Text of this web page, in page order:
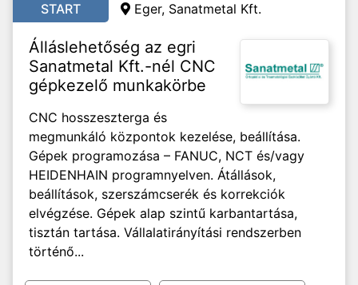
START Eger, Sanatmetal Kft.
Álláslehetőség az egri
Sanatmetal Kft.-nél CNC
gépkezelő munkakörbe
CNC hosszeszterga és
megmunkáló központok kezelése, beállítása.
Gépek programozása – FANUC, NCT és/vagy
HEIDENHAIN programnyelven. Átállások,
beállítások, szerszámcserék és korrekciók
elvégzése. Gépek alap szintű karbantartása,
tisztán tartása. Vállalatirányítási rendszerben
történő...